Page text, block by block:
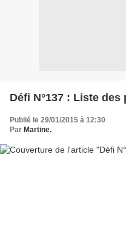
Défi N°137 : Liste
Publié le 29/01/2015 à 12:30
Par Martine.